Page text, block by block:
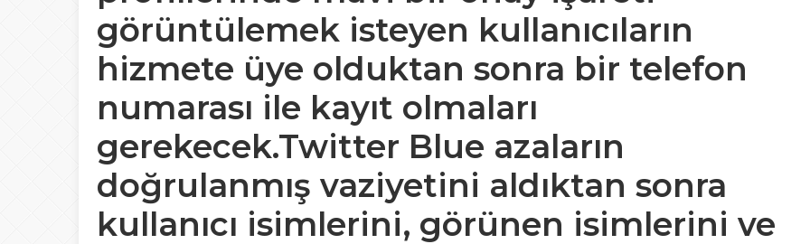
görüntülemek isteyen kullanıcıların
hizmete üye olduktan sonra bir telefon
numarası ile kayıt olmaları
gerekecek.Twitter Blue azaların
doğrulanmış vaziyetini aldıktan sonra
kullanıcı isimlerini, görünen isimlerini ve